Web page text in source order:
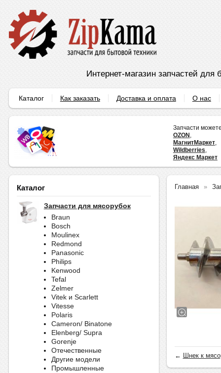
Интернет-магазин запчастей для
Каталог Как заказать Доставка и оплата О нас
Запчасти
OZON ,
МагнитМаркет,
Wildberries,
Яндекс Маркет
Каталог
Запчасти для мясорубок
Braun
Bosch
Moulinex
Redmond
Panasonic
Philips
Kenwood
Tefal
Zelmer
Vitek и Scarlett
Vitesse
Polaris
Cameron/ Binatone
Elenberg/ Supra
Gorenje
Отечественные
Другие модели
Промышленные
Главная
← Шнек к